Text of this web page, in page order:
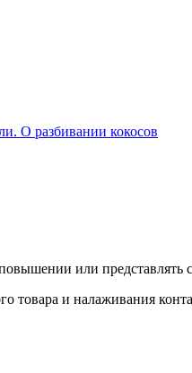
О разбивании кокосов
или представлять
товара и налаживания